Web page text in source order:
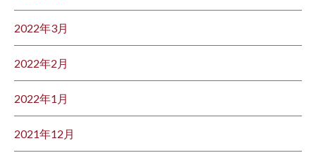
2022年3月
2022年2月
2022年1月
2021年12月